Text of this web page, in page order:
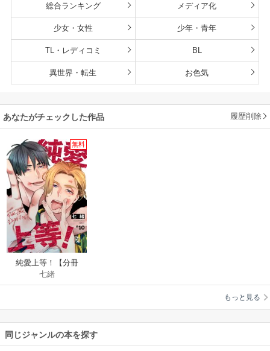
総合ランキング メディア化
少女・女性 少年・青年
TL・レディコミ BL
異世界・転生 お色気
あなたがチェックした作品 履歴削除
無料
純愛上等！【分冊
版】
七緒
もっと見る
同じジャンルの本を探す